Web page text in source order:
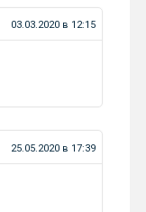
03.03.2020 в 12:15
25.05.2020 в 17:39